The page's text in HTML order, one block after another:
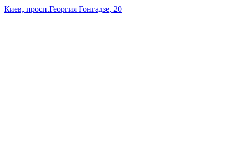
Киев, просп.Георгия Гонгадзе, 20